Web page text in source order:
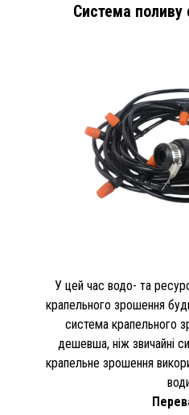
Система поливу
У цей час водо- та
крапельного зрошення
система крапельного
дешевша, ніж звичайні
крапельне зрошення